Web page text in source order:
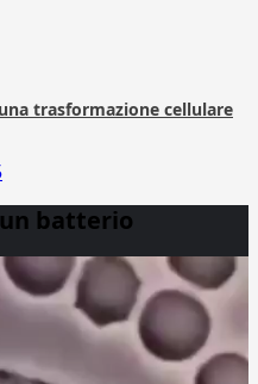
trasformazione cellulare
batterio